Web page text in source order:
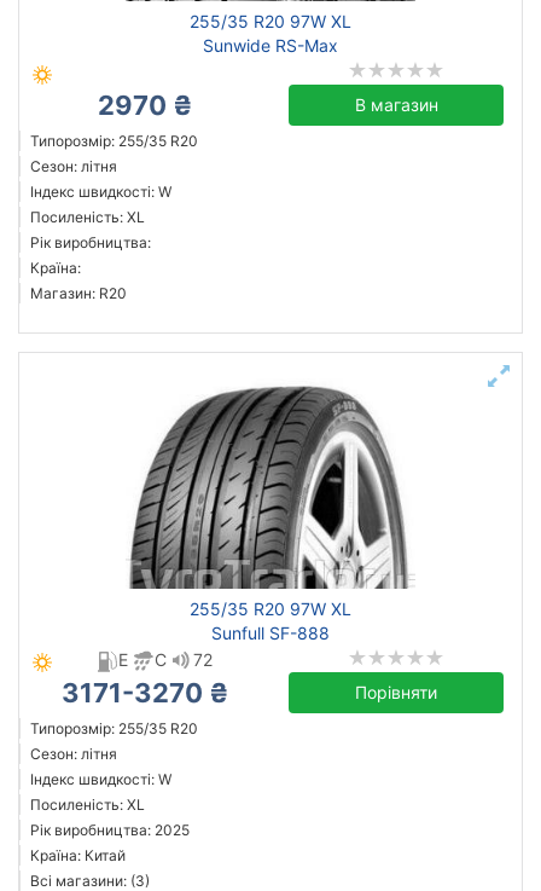
255/35 R20 97W XL
Sunwide RS-Max
2970 ₴ В магазин
Типорозмір: 255/35 R20
Сезон: літня
Індекс швидкості: W
Посиленість: XL
Рік виробництва:
Країна:
Магазин: R20
255/35 R20 97W XL
Sunfull SF-888
E
C 72
3171-3270 ₴ Порівняти
Типорозмір: 255/35 R20
Сезон: літня
Індекс швидкості: W
Посиленість: XL
Рік виробництва: 2025
Країна: Китай
Всі магазини: (3)